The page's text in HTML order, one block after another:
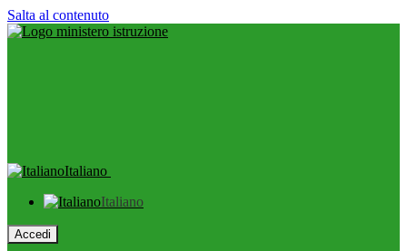
Salta al contenuto
Italiano
Italiano
Accedi